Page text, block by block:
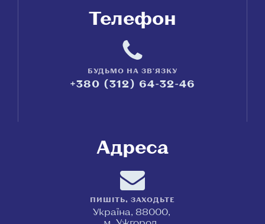
Телефон
БУДЬМО НА ЗВ'ЯЗКУ
+380 (312) 64-32-46
Адреса
ПИШІТЬ, ЗАХОДЬТЕ
Україна, 88000,